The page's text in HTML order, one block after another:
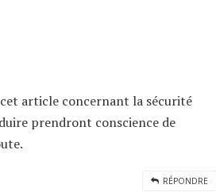
article concernant la sécurité
prendront conscience de
RÉPONDRE